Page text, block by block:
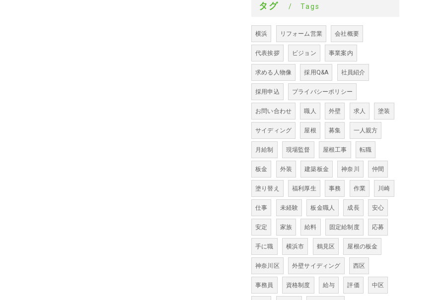
タグ Tags
横浜 リフォーム営業 会社概要
代表挨拶 ビジョン 事業案内
求める人物像 採用Q&A 社員紹介
採用申込 プライバシーポリシー
お問い合わせ 職人 外壁 求人 塗装
サイディング 屋根 募集 一人親方
月給制 現場監督 屋根工事 転職
板金 外装 建築板金 神奈川 仲間
塗り替え 福利厚生 事務 作業 川崎
仕事 未経験 板金職人 成長 安心
安定 家族 給料 固定給制度 応募
手に職 横浜市 鶴見区 屋根の板金
神奈川区 外壁サイディング 西区
事務員 資格制度 給与 評価 中区